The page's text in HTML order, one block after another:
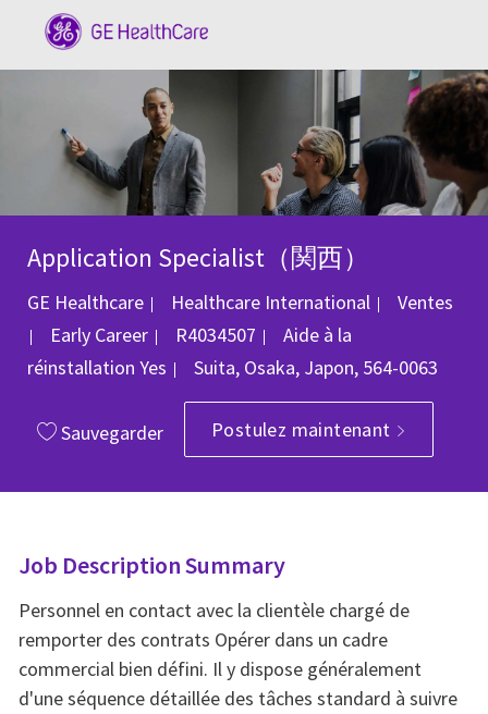
Application Specialist（関西）
GE Healthcare Healthcare International Catégorie
Ventes
Early Career
ID du poste
R4034507
Aide à la
réinstallation Yes Emplacement
Suita, Osaka, Japon, 564-0063
Sauvegarder Postulez maintenant
Job Description Summary
Personnel en contact avec la clientèle chargé de
remporter des contrats Opérer dans un cadre
commercial bien défini. Il y dispose généralement
d'une séquence détaillée des tâches standard à suivre